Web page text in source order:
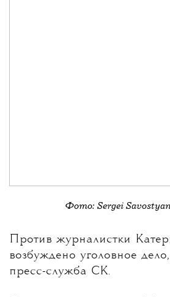
Фото: Sergei
Против журналистки
возбуждено уголовное
пресс-служба СК.